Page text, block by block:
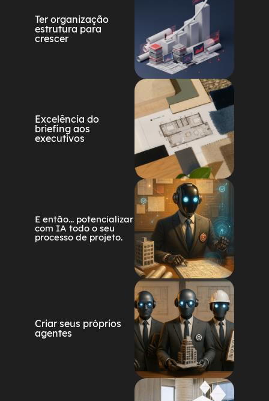
Ter organização
estrutura para
crescer
Excelência do
briefing aos
executivos
E então... potencializar
com IA todo o seu
processo de projeto.
Criar seus próprios
agentes